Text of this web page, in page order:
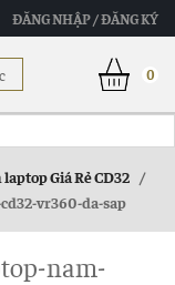
ĐĂNG NHẬP / ĐĂNG KÝ
0
Giá Rẻ CD32 /
vr360-da-sap
nam-